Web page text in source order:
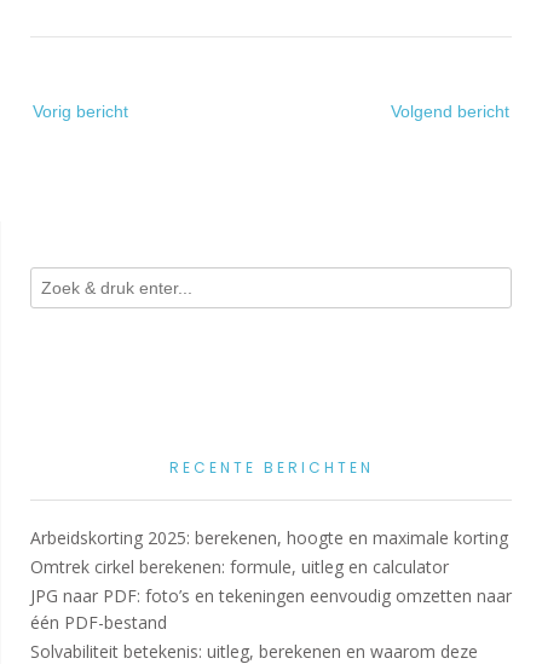
navigatie
Vorig bericht Volgend bericht
RECENTE BERICHTEN
Arbeidskorting 2025: berekenen, hoogte en maximale korting
Omtrek cirkel berekenen: formule, uitleg en calculator
JPG naar PDF: foto’s en tekeningen eenvoudig omzetten naar
één PDF-bestand
Solvabiliteit betekenis: uitleg, berekenen en waarom deze